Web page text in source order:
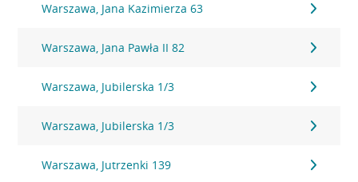
Warszawa, Jana Kazimierza 63
Warszawa, Jana Pawła II 82
Warszawa, Jubilerska 1/3
Warszawa, Jubilerska 1/3
Warszawa, Jutrzenki 139